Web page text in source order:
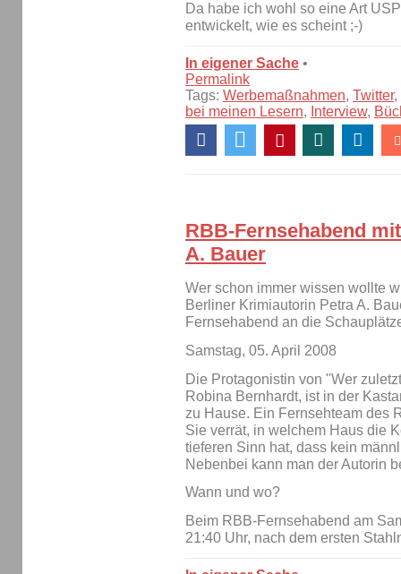
Da habe ich wohl so eine Art
entwickelt, wie es scheint ;-)
In eigener Sache •
Permalink
Tags: Werbemaßnahmen, Twitter,
bei meinen Lesern, Interview,
RBB-Fernsehabend
A. Bauer
Wer schon immer wissen wollte
Berliner Krimiautorin Petra A.
Fernsehabend an die
Samstag, 05. April 2008
Die Protagonistin von "Wer
Robina Bernhardt, ist in der
zu Hause. Ein Fernsehteam des
Sie verrät, in welchem Haus die
tieferen Sinn hat, dass kein
Nebenbei kann man der Autorin
Wann und wo?
Beim RBB-Fernsehabend am
21:40 Uhr, nach dem ersten